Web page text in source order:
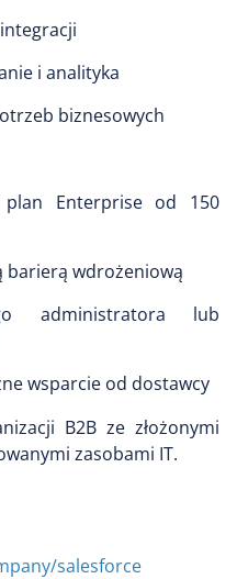
i analityka
biznesowych
plan Enterprise od 150
barierą wdrożeniową
administratora lub
wsparcie od dostawcy
B2B ze złożonymi
zasobami IT.
salesforce